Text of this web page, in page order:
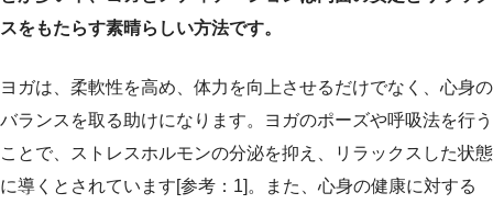
スをもたらす素晴らしい方法です。
ヨガは、柔軟性を高め、体力を向上させるだけでなく、心身の
バランスを取る助けになります。ヨガのポーズや呼吸法を行う
ことで、ストレスホルモンの分泌を抑え、リラックスした状態
に導くとされています[参考：1]。また、心身の健康に対する